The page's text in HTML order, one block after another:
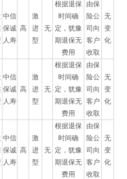
中信
保诚
人寿
高
激
进
型
无
根据退保
时间确
定，犹豫
期退保无
费用
由保
险公
司向
客户
收取
无
变
化
中信
保诚
人寿
高
激
进
型
无
根据退保
时间确
定，犹豫
期退保无
费用
由保
险公
司向
客户
收取
无
变
化
中信
保诚
人寿
高
激
进
型
无
根据退保
时间确
定，犹豫
期退保无
费用
由保
险公
司向
客户
收取
无
变
化